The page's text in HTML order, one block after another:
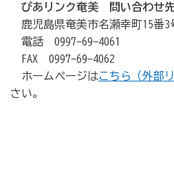
ぴあリンク奄美 問い合わせ
鹿児島県奄美市名瀬幸町15番3
電話 0997-69-4061
FAX 0997-69-4062
ホームページはこちら（外部
さい。